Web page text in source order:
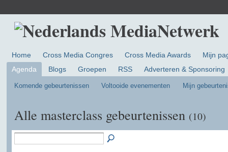
Home Cross Media Congres Cross Media Awards
Mijn
Agenda
Blogs Groepen RSS Adverteren & Sponsoring
Komende gebeurtenissen Voltooide evenementen Mijn
Alle masterclass gebeurtenissen (10)